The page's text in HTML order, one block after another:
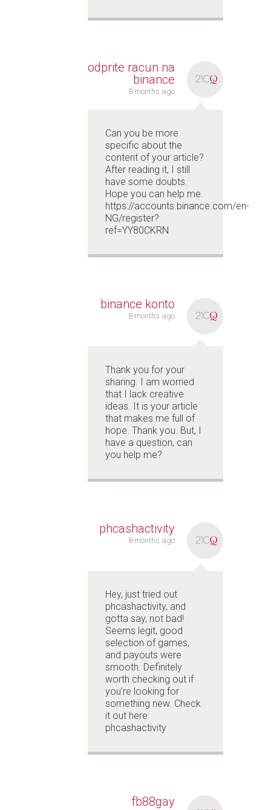
odprite racun na
binance
8 months ago
Can you be more
specific about the
content of your article?
After reading it, I still
have some doubts.
Hope you can help me.
https://accounts.binance.com/en-
NG/register?
ref=YY80CKRN
binance konto
8 months ago
Thank you for your
sharing. I am worried
that I lack creative
ideas. It is your article
that makes me full of
hope. Thank you. But, I
have a question, can
you help me?
phcashactivity
8 months ago
Hey, just tried out
phcashactivity, and
gotta say, not bad!
Seems legit, good
selection of games,
and payouts were
smooth. Definitely
worth checking out if
you’re looking for
something new. Check
it out here:
phcashactivity
fb88gay